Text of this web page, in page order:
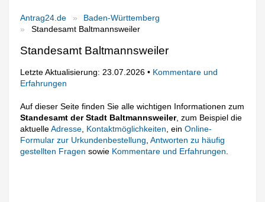
Antrag24.de
Baden-Württemberg
Standesamt Baltmannsweiler
Standesamt Baltmannsweiler
Letzte Aktualisierung: 23.07.2026 • Kommentare und
Erfahrungen
Auf dieser Seite finden Sie alle wichtigen Informationen zum
Standesamt der Stadt Baltmannsweiler, zum Beispiel die
aktuelleAdresse Kontaktmöglichkeiten , einOnline-
Formular zur Urkundenbestellung ,Antworten zu häufig
gestellten Fragen sowie Kommentare und Erfahrungen